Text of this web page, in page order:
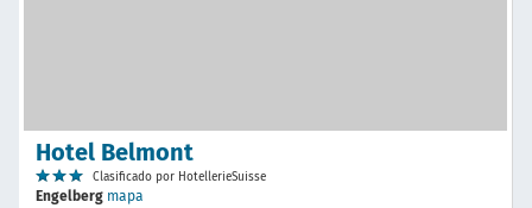
Hotel Belmont
Clasificado por HotellerieSuisse
Engelberg mapa